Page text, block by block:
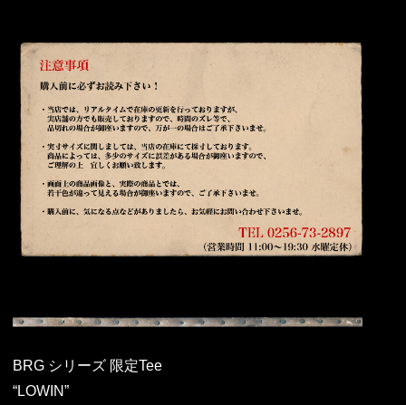
BRG シリーズ 限定Tee
“LOWIN”